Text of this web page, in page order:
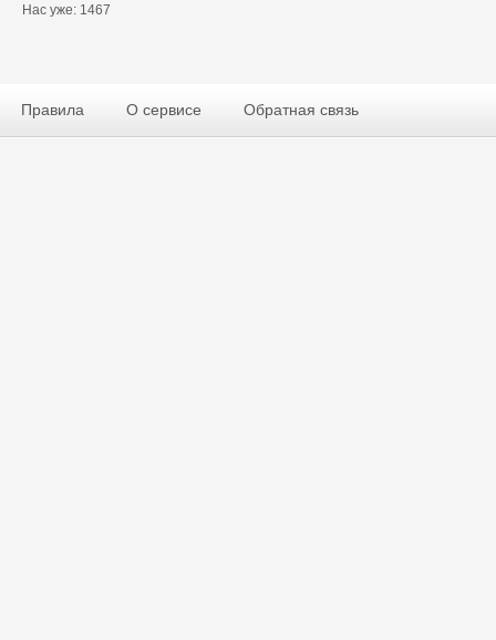
Нас уже: 1467
Правила О сервисе Обратная связь